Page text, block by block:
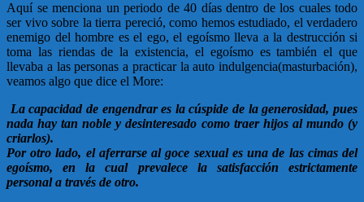
Aquí se menciona un periodo de 40 días dentro de los cuales todo
ser vivo sobre la tierra pereció, como hemos estudiado, el verdadero
enemigo del hombre es el ego, el egoísmo lleva a la destrucción si
toma las riendas de la existencia, el egoísmo es también el que
llevaba a las personas a practicar la auto indulgencia(masturbación),
veamos algo que dice el More:
La capacidad de engendrar es la cúspide de la generosidad, pues
nada hay tan noble y desinteresado como traer hijos al mundo (y
criarlos).
Por otro lado, el aferrarse al goce sexual es una de las cimas del
egoísmo, en la cual prevalece la satisfacción estrictamente
personal a través de otro.